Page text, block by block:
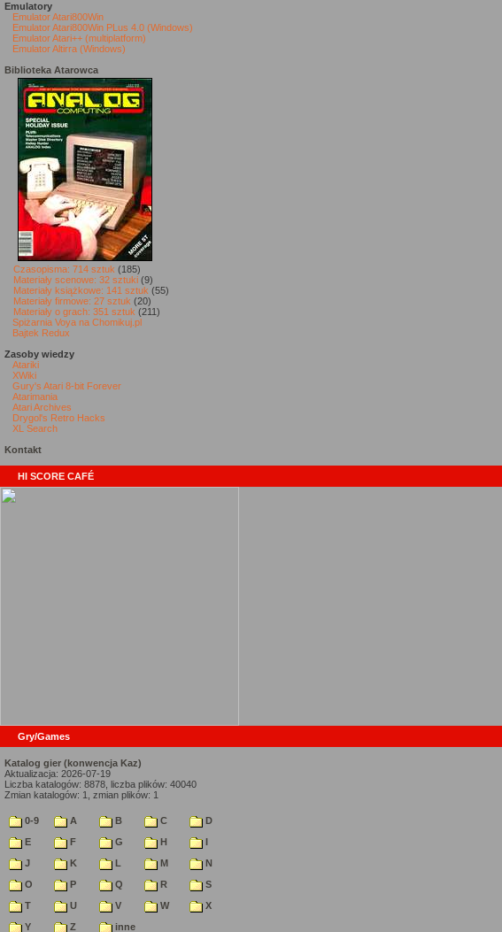
Emulatory
Emulator Atari800Win
Emulator Atari800Win PLus 4.0 (Windows)
Emulator Atari++ (multiplatform)
Emulator Altirra (Windows)
Biblioteka Atarowca
Czasopisma: 714 sztuk (185)
Materiały scenowe: 32 sztuki (9)
Materiały książkowe: 141 sztuk (55)
Materiały firmowe: 27 sztuk (20)
Materiały o grach: 351 sztuk (211)
Spiżarnia Voya na Chomikuj.pl
Bajtek Redux
Zasoby wiedzy
Atariki
XWiki
Gury's Atari 8-bit Forever
Atarimania
Atari Archives
Drygol's Retro Hacks
XL Search
Kontakt
HI SCORE CAFÉ
Gry/Games
Katalog gier (konwencja Kaz)
Aktualizacja: 2026-07-19
Liczba katalogów: 8878, liczba plików: 40040
Zmian katalogów: 1, zmian plików: 1
0-9 A B C
D
E
F G H
I
J
K L M
N
O
P Q R
S
T
U V W
X
Y
Z
inne